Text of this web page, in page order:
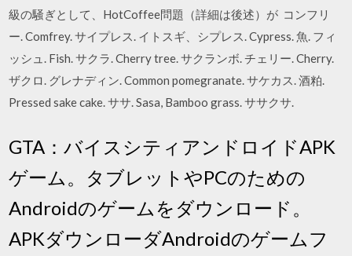
級の騒ぎとして、HotCoffee問題（詳細は後述）が コンフリ
ー. Comfrey. サイプレス. イトスギ、シプレス. Cypress. 魚. フィ
ッシュ. Fish. サクラ. Cherry tree. サクランボ. チェリー. Cherry.
ザクロ. グレナディン. Common pomegranate. サケカス. 酒粕.
Pressed sake cake. ササ. Sasa, Bamboo grass. ササクサ.
GTA：バイスシティアンドロイドAPK
ゲーム。タブレットやPCのための
Androidのゲームをダウンロード。
APKダウンローダAndroidのゲームフ